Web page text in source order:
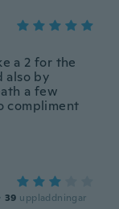
a 2 for the
also by
a few
compliment
· 39 uppladdningar